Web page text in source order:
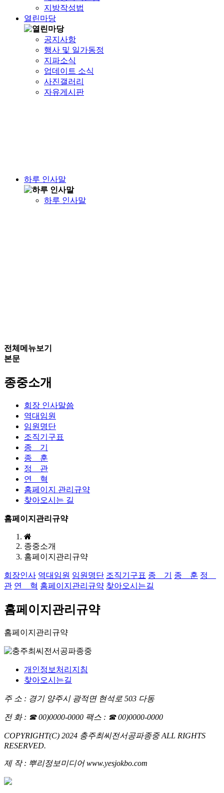
지방작성법
열린마당
공지사항
행사 및 일가동정
지파소식
업데이트 소식
사진갤러리
자유게시판
하루 인사말
하루 인사말
전체메뉴보기
본문
종중소개
회장 인사말씀
역대임원
임원명단
조직기구표
종 기
종 훈
정 관
연 혁
홈페이지 관리규약
찾아오시는 길
홈페이지관리규약
종중소개
홈페이지관리규약
회장인사 역대임원 임원명단 조직기구표 종 기 종 훈 정
관 연 혁 홈페이지관리규약 찾아오시는길
홈페이지관리규약
홈페이지관리규약
개인정보처리지침
찾아오시는길
주 소 : 경기 양주시 광적면 현석로 503 다동
전 화 : ☎ 00)0000-0000 팩스 : ☎ 00)0000-0000
COPYRIGHT(C) 2024 충주최씨전서공파종중 ALL RIGHTS
RESERVED.
제 작 : 뿌리정보미디어 www.yesjokbo.com